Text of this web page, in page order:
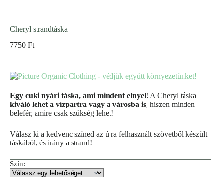
Cheryl strandtáska
7750 Ft
Egy cuki nyári táska, ami mindent elnyel! A Cheryl táska
kiváló lehet a vízpartra vagy a városba is, hiszen minden
belefér, amire csak szükség lehet!
Válasz ki a kedvenc színed az újra felhasznált szövetből készült
táskából, és irány a strand!
Szín: